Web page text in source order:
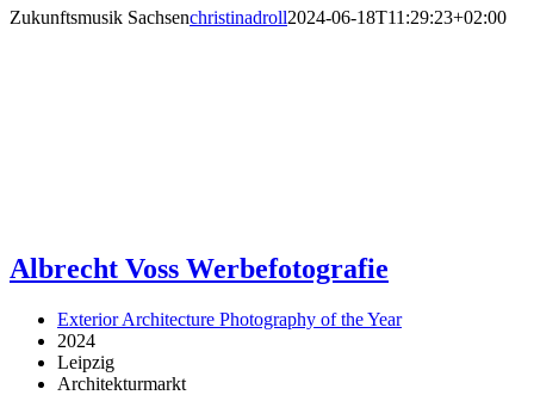
Zukunftsmusik Sachsenchristinadroll2024-06-18T11:29:23+02:00
Albrecht Voss Werbefotografie
Exterior Architecture Photography of the Year
2024
Leipzig
Architekturmarkt